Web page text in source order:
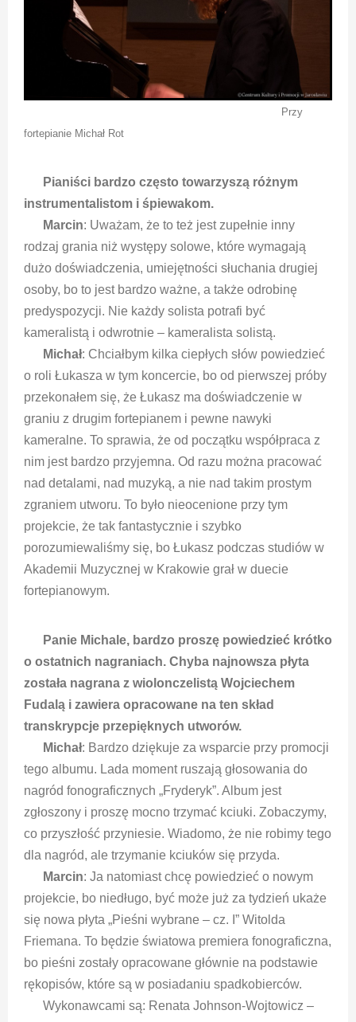
Przy
fortepianie Michał Rot
Pianiści bardzo często towarzyszą różnym
instrumentalistom i śpiewakom.
Marcin: Uważam, że to też jest zupełnie inny
rodzaj grania niż występy solowe, które wymagają
dużo doświadczenia, umiejętności słuchania drugiej
osoby, bo to jest bardzo ważne, a także odrobinę
predyspozycji. Nie każdy solista potrafi być
kameralistą i odwrotnie – kameralista solistą.
Michał: Chciałbym kilka ciepłych słów powiedzieć
o roli Łukasza w tym koncercie, bo od pierwszej próby
przekonałem się, że Łukasz ma doświadczenie w
graniu z drugim fortepianem i pewne nawyki
kameralne. To sprawia, że od początku współpraca z
nim jest bardzo przyjemna. Od razu można pracować
nad detalami, nad muzyką, a nie nad takim prostym
zgraniem utworu. To było nieocenione przy tym
projekcie, że tak fantastycznie i szybko
porozumiewaliśmy się, bo Łukasz podczas studiów w
Akademii Muzycznej w Krakowie grał w duecie
fortepianowym.
Panie Michale, bardzo proszę powiedzieć krótko
o ostatnich nagraniach. Chyba najnowsza płyta
została nagrana z wiolonczelistą Wojciechem
Fudalą i zawiera opracowane na ten skład
transkrypcje przepięknych utworów.
Michał: Bardzo dziękuje za wsparcie przy promocji
tego albumu. Lada moment ruszają głosowania do
nagród fonograficznych „Fryderyk”. Album jest
zgłoszony i proszę mocno trzymać kciuki. Zobaczymy,
co przyszłość przyniesie. Wiadomo, że nie robimy tego
dla nagród, ale trzymanie kciuków się przyda.
Marcin: Ja natomiast chcę powiedzieć o nowym
projekcie, bo niedługo, być może już za tydzień ukaże
się nowa płyta „Pieśni wybrane – cz. I” Witolda
Friemana. To będzie światowa premiera fonograficzna,
bo pieśni zostały opracowane głównie na podstawie
rękopisów, które są w posiadaniu spadkobierców.
Wykonawcami są: Renata Johnson-Wojtowicz –